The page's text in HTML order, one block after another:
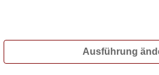
Ausführung